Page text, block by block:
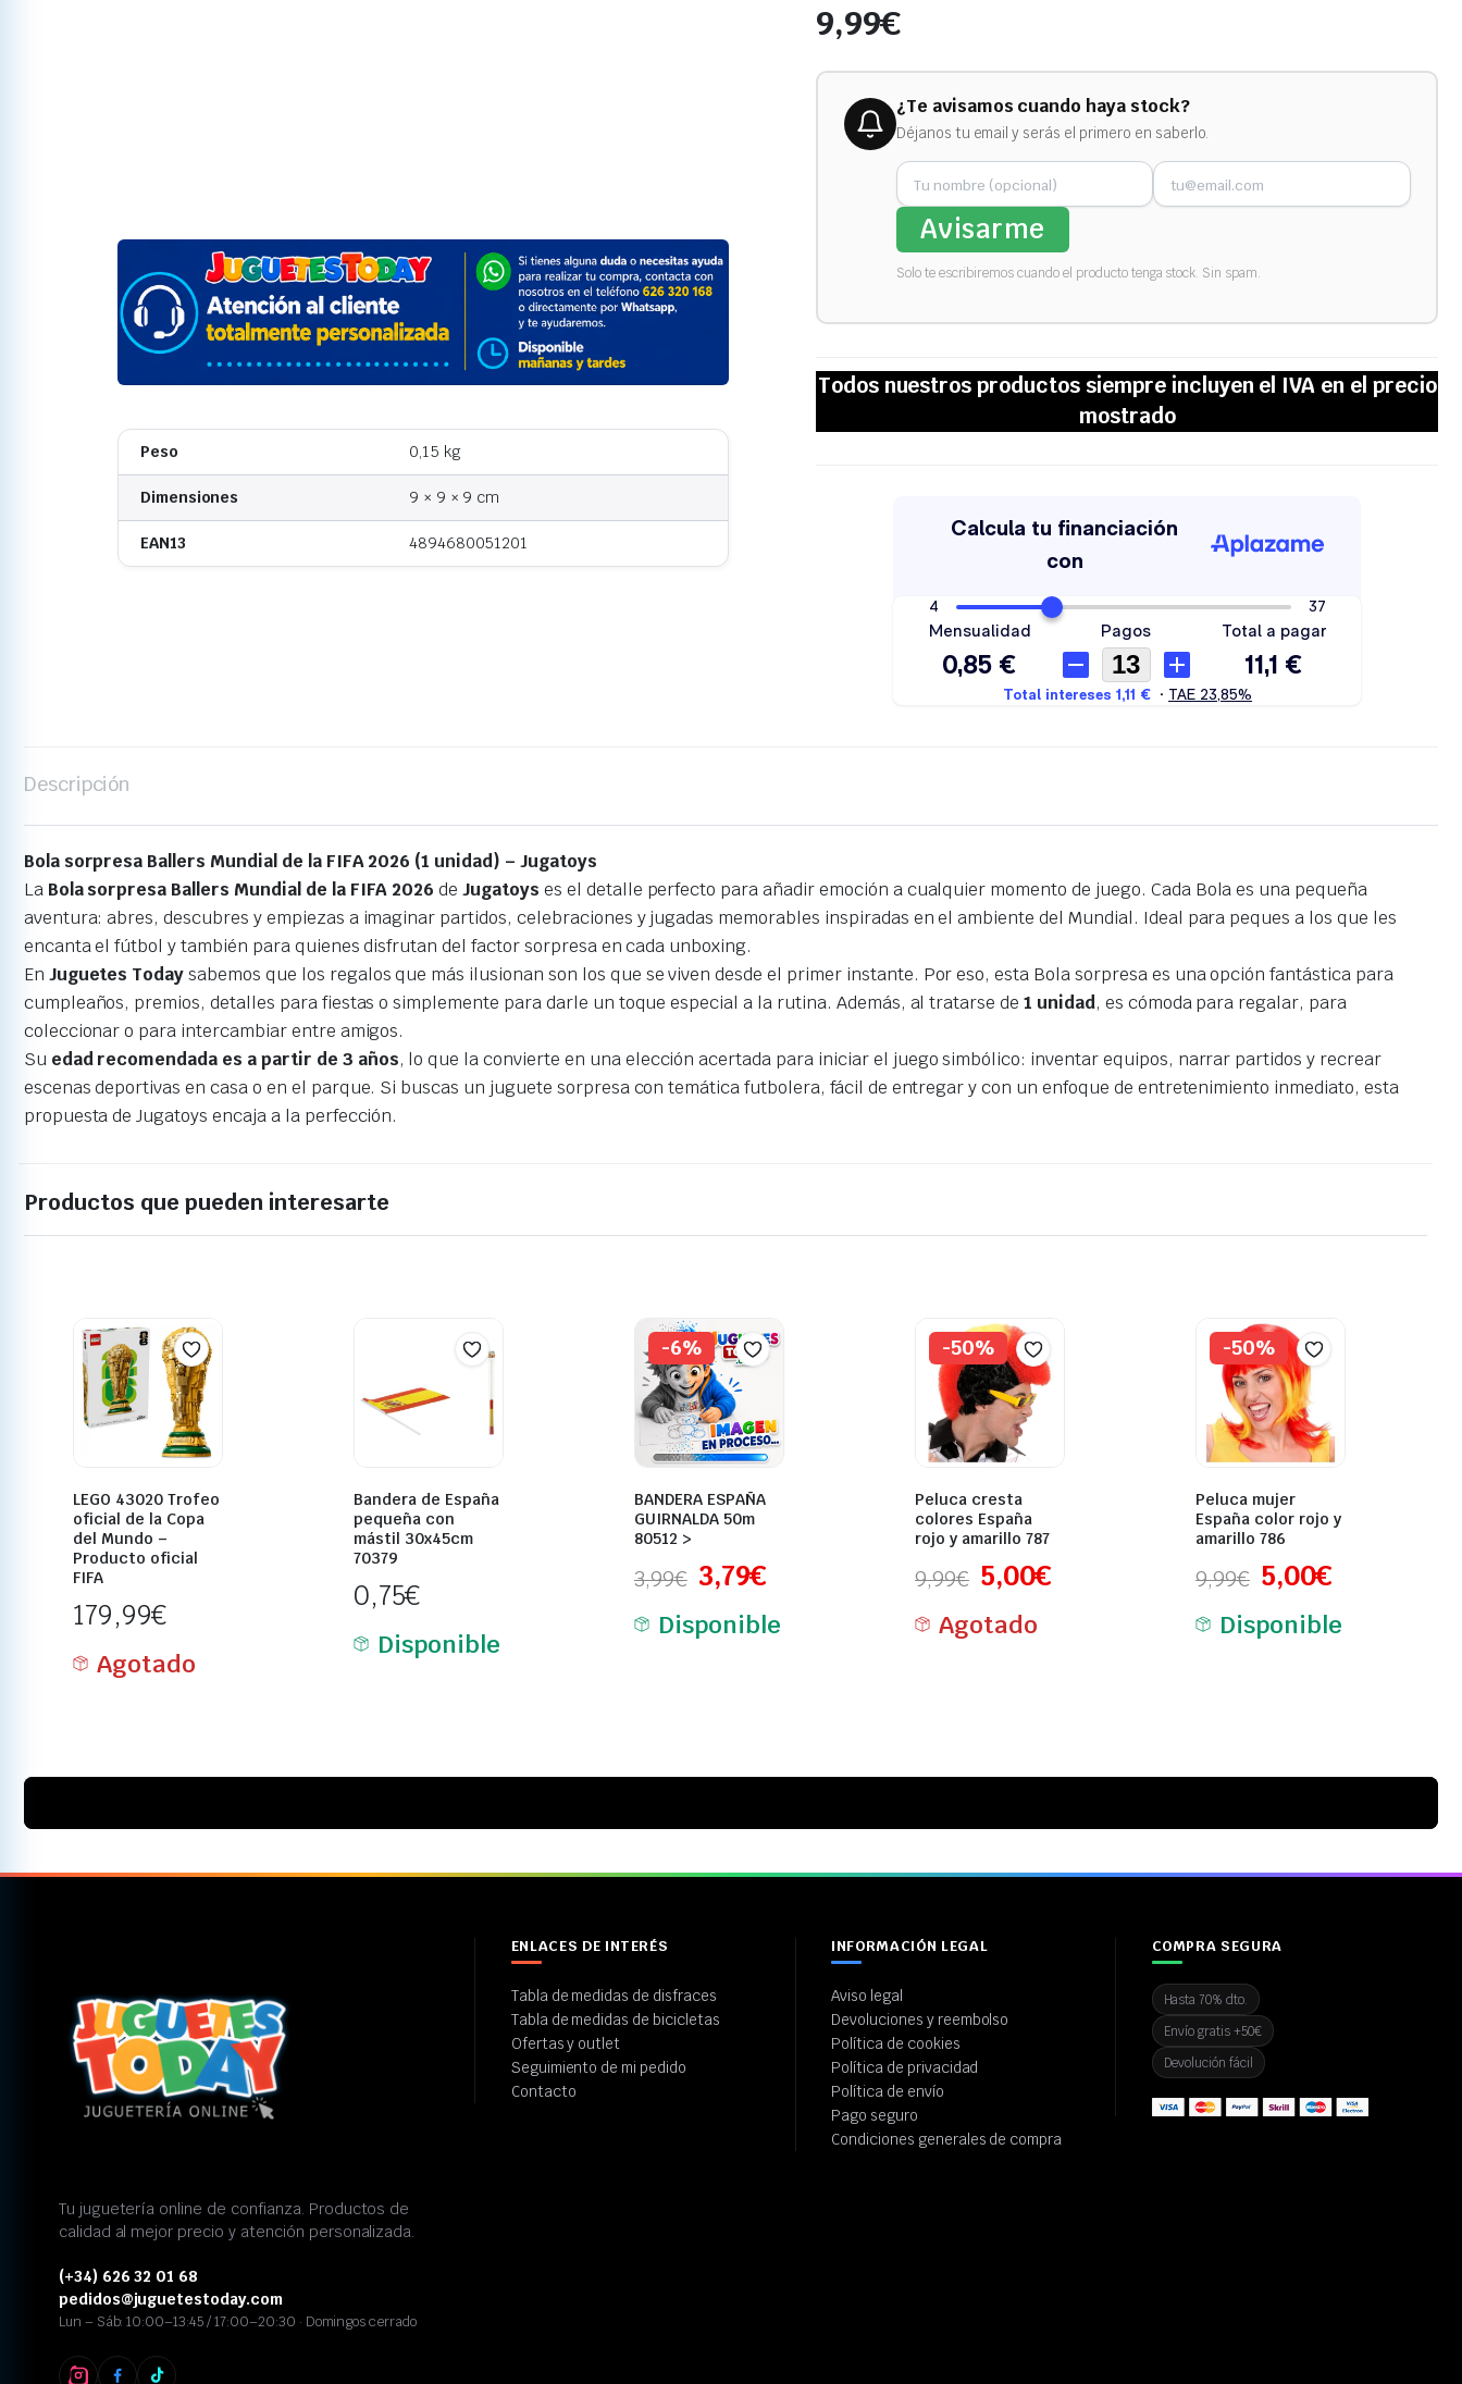
Peso 0,15 kg
Dimensiones 9 × 9 × 9 cm
EAN13 4894680051201
9,99€
¿Te avisamos cuando haya stock?
Déjanos tu email y serás el primero en saberlo.
Avisarme
Solo te escribiremos cuando el producto tenga stock. Sin spam.
Descripción
Bola sorpresa Ballers Mundial de la FIFA 2026 (1 unidad) – Jugatoys
La Bola sorpresa Ballers Mundial de la FIFA 2026 deJugatoys es el detalle perfecto para añadir emoción a cualquier momento de juego. Cada Bola es una pequeña
aventura: abres, descubres y empiezas a imaginar partidos, celebraciones y jugadas memorables inspiradas en el ambiente del Mundial. Ideal para peques a los que les
encanta el fútbol y también para quienes disfrutan del factor sorpresa en cada unboxing.
En Juguetes Todaysabemos que los regalos que más ilusionan son los que se viven desde el primer instante. Por eso, esta Bola sorpresa es una opción fantástica para
cumpleaños, premios, detalles para fiestas o simplemente para darle un toque especial a la rutina. Además, al tratarse de1 unidad, es cómoda para regalar, para
coleccionar o para intercambiar entre amigos.
Su edad recomendada es a partir de 3 años, lo que la convierte en una elección acertada para iniciar el juego simbólico: inventar equipos, narrar partidos y recrear
escenas deportivas en casa o en el parque. Si buscas un juguete sorpresa con temática futbolera, fácil de entregar y con un enfoque de entretenimiento inmediato, esta
propuesta de Jugatoys encaja a la perfección.
Productos que pueden interesarte
LEGO 43020 Trofeo
oficial de la Copa
del Mundo –
Producto oficial
FIFA
179,99€
Agotado
Bandera de España
pequeña con
mástil 30x45cm
70379
0,75€
Disponible
-6%
BANDERA ESPAÑA
GUIRNALDA 50m
80512 >
3,99€ 3,79€
Disponible
-50%
Peluca cresta
colores España
rojo y amarillo 787
9,99€ 5,00€
Agotado
-50%
Peluca mujer
España color rojo y
amarillo 786
9,99€ 5,00€
Disponible
Tu juguetería online de confianza. Productos de
calidad al mejor precio y atención personalizada.
(+34) 626 32 01 68
pedidos@juguetestoday.com
Lun – Sáb: 10:00–13:45 / 17:00–20:30 · Domingos cerrado
ENLACES DE INTERÉS
Tabla de medidas de disfraces
Tabla de medidas de bicicletas
Ofertas y outlet
Seguimiento de mi pedido
Contacto
INFORMACIÓN LEGAL
Aviso legal
Devoluciones y reembolso
Política de cookies
Política de privacidad
Política de envío
Pago seguro
Condiciones generales de compra
COMPRA SEGURA
Hasta 70% dto.
Envío gratis +50€
Devolución fácil